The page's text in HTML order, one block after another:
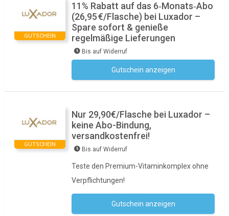
GUTSCHEIN
11% Rabatt auf das 6‑Monats‑Abo
(26,95 €/Flasche) bei Luxador –
Spare sofort & genieße
regelmäßige Lieferungen
Bis auf Widerruf
Gutschein anzeigen
GUTSCHEIN
Nur 29,90€/Flasche bei Luxador –
keine Abo-Bindung,
versandkostenfrei!
Bis auf Widerruf
Teste den Premium-Vitaminkomplex ohne
Verpflichtungen!
Gutschein anzeigen